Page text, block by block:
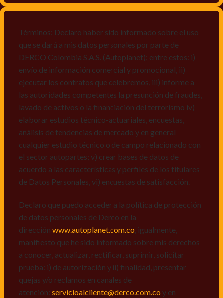
mismos, vi) crear bases de datos de acuerdo a las
características y perfiles de los titulares de Datos
Personales, v) encuestas de satisfacción, vi) reportes
recall.
Declaro que puedo acceder a la política de protección
de datos personales de Derco en la
direcciónwww.autoplanet.com.co, igualmente,
manifiesto que he sido informado sobre mis derechos
a conocer, actualizar, rectificar, suprimir, solicitar
prueba: i) de autorización y ii) finalidad, presentar
quejas y/o reclamos en canales de
atención: servicioalcliente@derco.com.coy en
responsables, para que efectúen el tratamiento de mis
datos conforme lo expuesto.
Términos: Declaro haber sido informado sobre el uso
que se dará a mis datos personales por parte de
DERCO Colombia S.A.S. (Autoplanet); entre estos: i)
envío de información comercial y promocional, ii)
ejecutar los contratos que celebremos, iii) informe a
las autoridades competentes la presunción de fraudes,
lavado de activos o la financiación del terrorismo iv)
elaborar estudios técnico-actuariales, encuestas,
análisis de tendencias de mercado y en general
cualquier estudio técnico o de campo relacionado con
el sector autopartes; v) crear bases de datos de
acuerdo a las características y perfiles de los titulares
de Datos Personales, vi) encuestas de satisfacción.
Declaro que puedo acceder a la política de protección
de datos personales de Derco en la
dirección www.autoplanet.com.co , igualmente,
manifiesto que he sido informado sobre mis derechos
a conocer, actualizar, rectificar, suprimir, solicitar
prueba: i) de autorización y ii) finalidad, presentar
quejas y/o reclamos en canales de
atención: servicioalcliente@derco.com.co y en